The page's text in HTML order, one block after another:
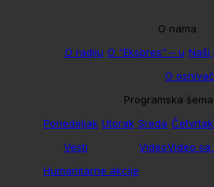
O nama
O radiju O “Ekspres” – u Naši
O
Programska šema
Ponedeljak Utorak Sreda Četvrtak
Vesti
Humanitarne akcije
VideoVideo sa